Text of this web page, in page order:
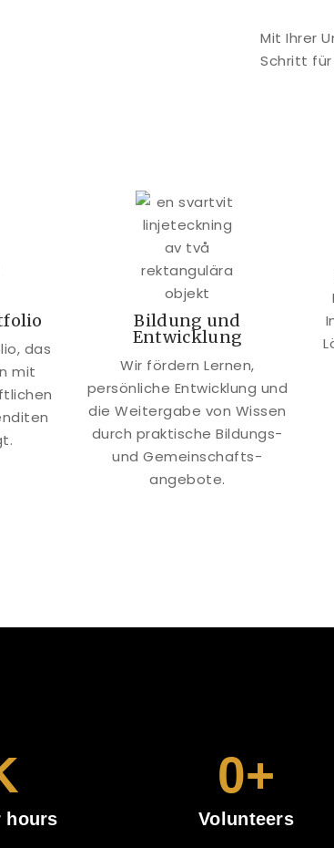
Mit Ihrer
Schritt für
das
mit
Bildung und
Entwicklung
Wir fördern Lernen,
persönliche Entwicklung und
die Weitergabe von Wissen
durch praktische Bildungs-
und Gemeinschafts-
angebote.
hours Volunteers
0+